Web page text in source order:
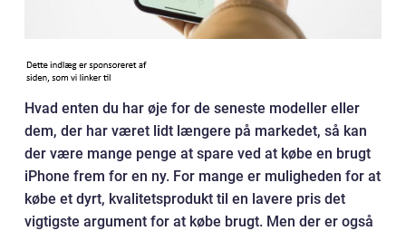
Hvad enten du har øje for de seneste modeller eller
dem, der har været lidt længere på markedet, så kan
der være mange penge at spare ved at købe en brugt
iPhone frem for en ny. For mange er muligheden for at
købe et dyrt, kvalitetsprodukt til en lavere pris det
vigtigste argument for at købe brugt. Men der er også